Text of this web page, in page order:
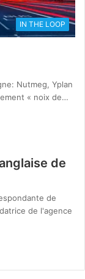
IN THE LOOP
Nutmeg, Yplan
« noix de…
de
de
de l'agence